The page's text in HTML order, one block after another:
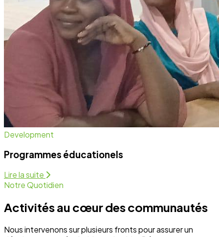
Development
Programmes éducationels
Lire la suite
Notre Quotidien
Activités au cœur des communautés
Nous intervenons sur plusieurs fronts pour assurer un